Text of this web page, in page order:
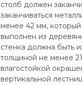
столб должен
заканчиваться
менее 42 мм,
выполнен из
стенка должна быть
толщиной не менее
влагостойкой
вертикальной